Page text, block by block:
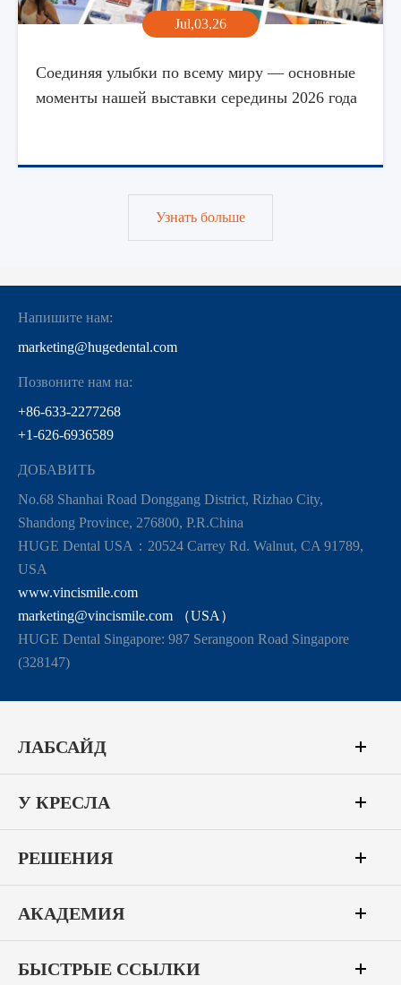
Jul,03,26
Соединяя улыбки по всему миру — основные
моменты нашей выставки середины 2026 года
Узнать больше
Напишите нам:
marketing@hugedental.com
Позвоните нам на:
+86-633-2277268
+1-626-6936589
ДОБАВИТЬ
No.68 Shanhai Road Donggang District, Rizhao City,
Shandong Province, 276800, P.R.China
HUGE Dental USA：20524 Carrey Rd. Walnut, CA 91789,
USA
www.vincismile.com
marketing@vincismile.com （USA）
HUGE Dental Singapore: 987 Serangoon Road Singapore
(328147)
ЛАБСАЙД
У КРЕСЛА
РЕШЕНИЯ
АКАДЕМИЯ
БЫСТРЫЕ ССЫЛКИ